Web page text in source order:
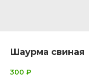
Шаурма свиная
300 ₽